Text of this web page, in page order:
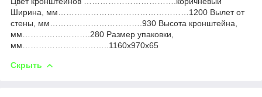
Ширина, мм…………………………………………1200 Вылет от
стены, мм…………………………….930 Высота кронштейна,
мм…………………….280 Размер упаковки,
мм…………………………..1160х970х65
Скрыть